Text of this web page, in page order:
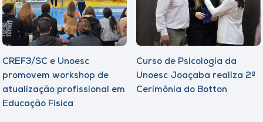
CREF3/SC e Unoesc
promovem workshop de
atualização profissional em
Educação Física
Curso de Psicologia da
Unoesc Joaçaba realiza 2ª
Cerimônia do Botton